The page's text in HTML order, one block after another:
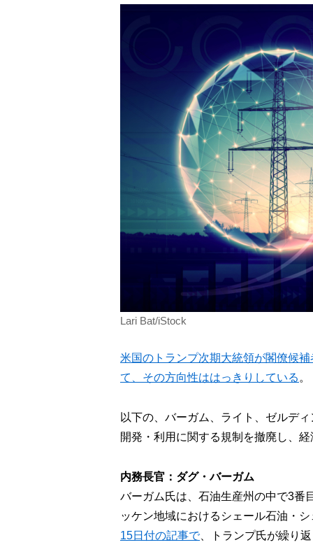
Lari Bat/iStock
米国のトランプ次期大統領が閣僚候
て、その方向性ははっきりしている。
以下の、バーガム、ライト、ゼルデ
開発・利用に関する規制を撤廃し、
内務長官：ダグ・バーガム
バーガム氏は、石油生産州の中で3番
ッケン地域におけるシェール石油・
15日付の記事で、トランプ氏が繰り